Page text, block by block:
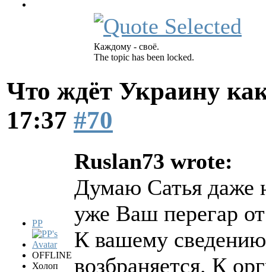
Каждому - своё.
The topic has been locked.
Что ждёт Украину
17:37 #70
PP
OFFLINE
Холоп
Ruslan73 wrote:
Думаю Сатья даже
уже Ваш перегар
К вашему
возбраняется. К